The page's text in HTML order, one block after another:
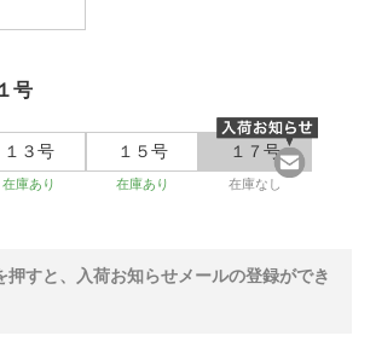
号
１３号
在庫あり
１５号
在庫あり
１７号
在庫なし
押すと、入荷お知らせメールの登録ができ